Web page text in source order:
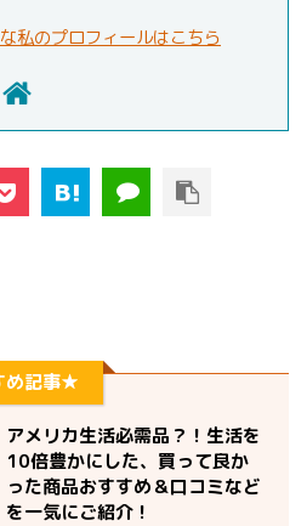
私のプロフィールはこちら
め記事★
アメリカ生活必需品？！生活を
10倍豊かにした、買って良か
った商品おすすめ＆口コミなど
を一気にご紹介！